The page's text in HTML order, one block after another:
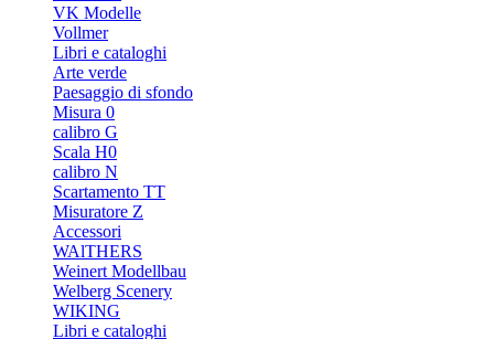
VK Modelle
Vollmer
Libri e cataloghi
Arte verde
Paesaggio di sfondo
Misura 0
calibro G
Scala H0
calibro N
Scartamento TT
Misuratore Z
Accessori
WAlTHERS
Weinert Modellbau
Welberg Scenery
WIKING
Libri e cataloghi